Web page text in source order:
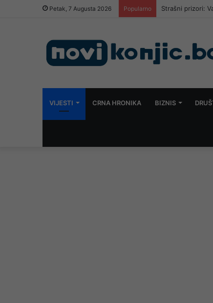
Petak, 7 Augusta 2026 Popularno U NEDJELJU, 9.
VIJESTI CRNA HRONIKA BIZNIS